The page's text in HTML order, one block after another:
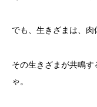
でも、生きざまは、肉
その生きざまが共鳴
ゃ。